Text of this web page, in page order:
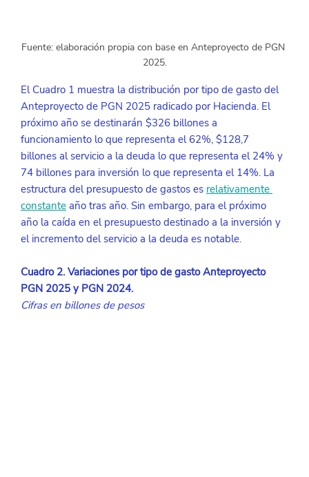
Fuente: elaboración propia con base en Anteproyecto de PGN
2025.
El Cuadro 1 muestra la distribución por tipo de gasto del
Anteproyecto de PGN 2025 radicado por Hacienda. El
próximo año se destinarán $326 billones a
funcionamiento lo que representa el 62%, $128,7
billones al servicio a la deuda lo que representa el 24% y
74 billones para inversión lo que representa el 14%. La
estructura del presupuesto de gastos es relativamente
constante año tras año. Sin embargo, para el próximo
año la caída en el presupuesto destinado a la inversión y
el incremento del servicio a la deuda es notable.
Cuadro 2. Variaciones por tipo de gasto Anteproyecto
PGN 2025 y PGN 2024.
Cifras en billones de pesos